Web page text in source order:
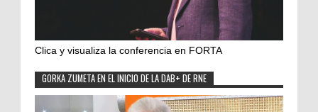
Clica y visualiza la conferencia en FORTA
GORKA ZUMETA EN EL INICIO DE LA DAB+ DE RNE